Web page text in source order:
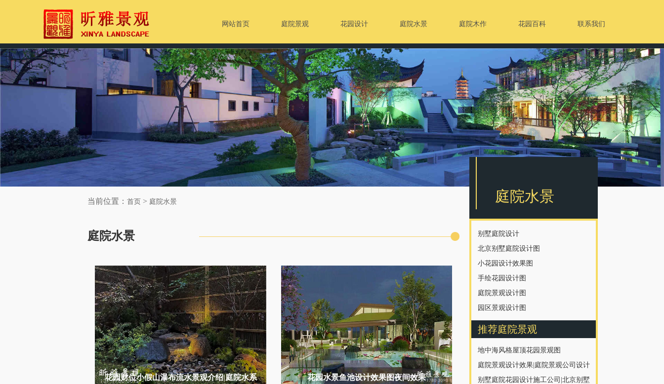
网站首页 庭院景观 花园设计 庭院水景 庭院木作 花园百科 联系我们
庭院水景
别墅庭院设计
北京别墅庭院设计图
小花园设计效果图
手绘花园设计图
庭院景观设计图
园区景观设计图
推荐庭院景观
地中海风格屋顶花园景观图
庭院景观设计效果|庭院景观公司设计
别墅庭院花园设计施工公司|北京别墅
当前位置：首页 > 庭院水景
庭院水景
花园财位小假山瀑布流水景观介绍|庭院水系 花园水景鱼池设计效果图夜间效果